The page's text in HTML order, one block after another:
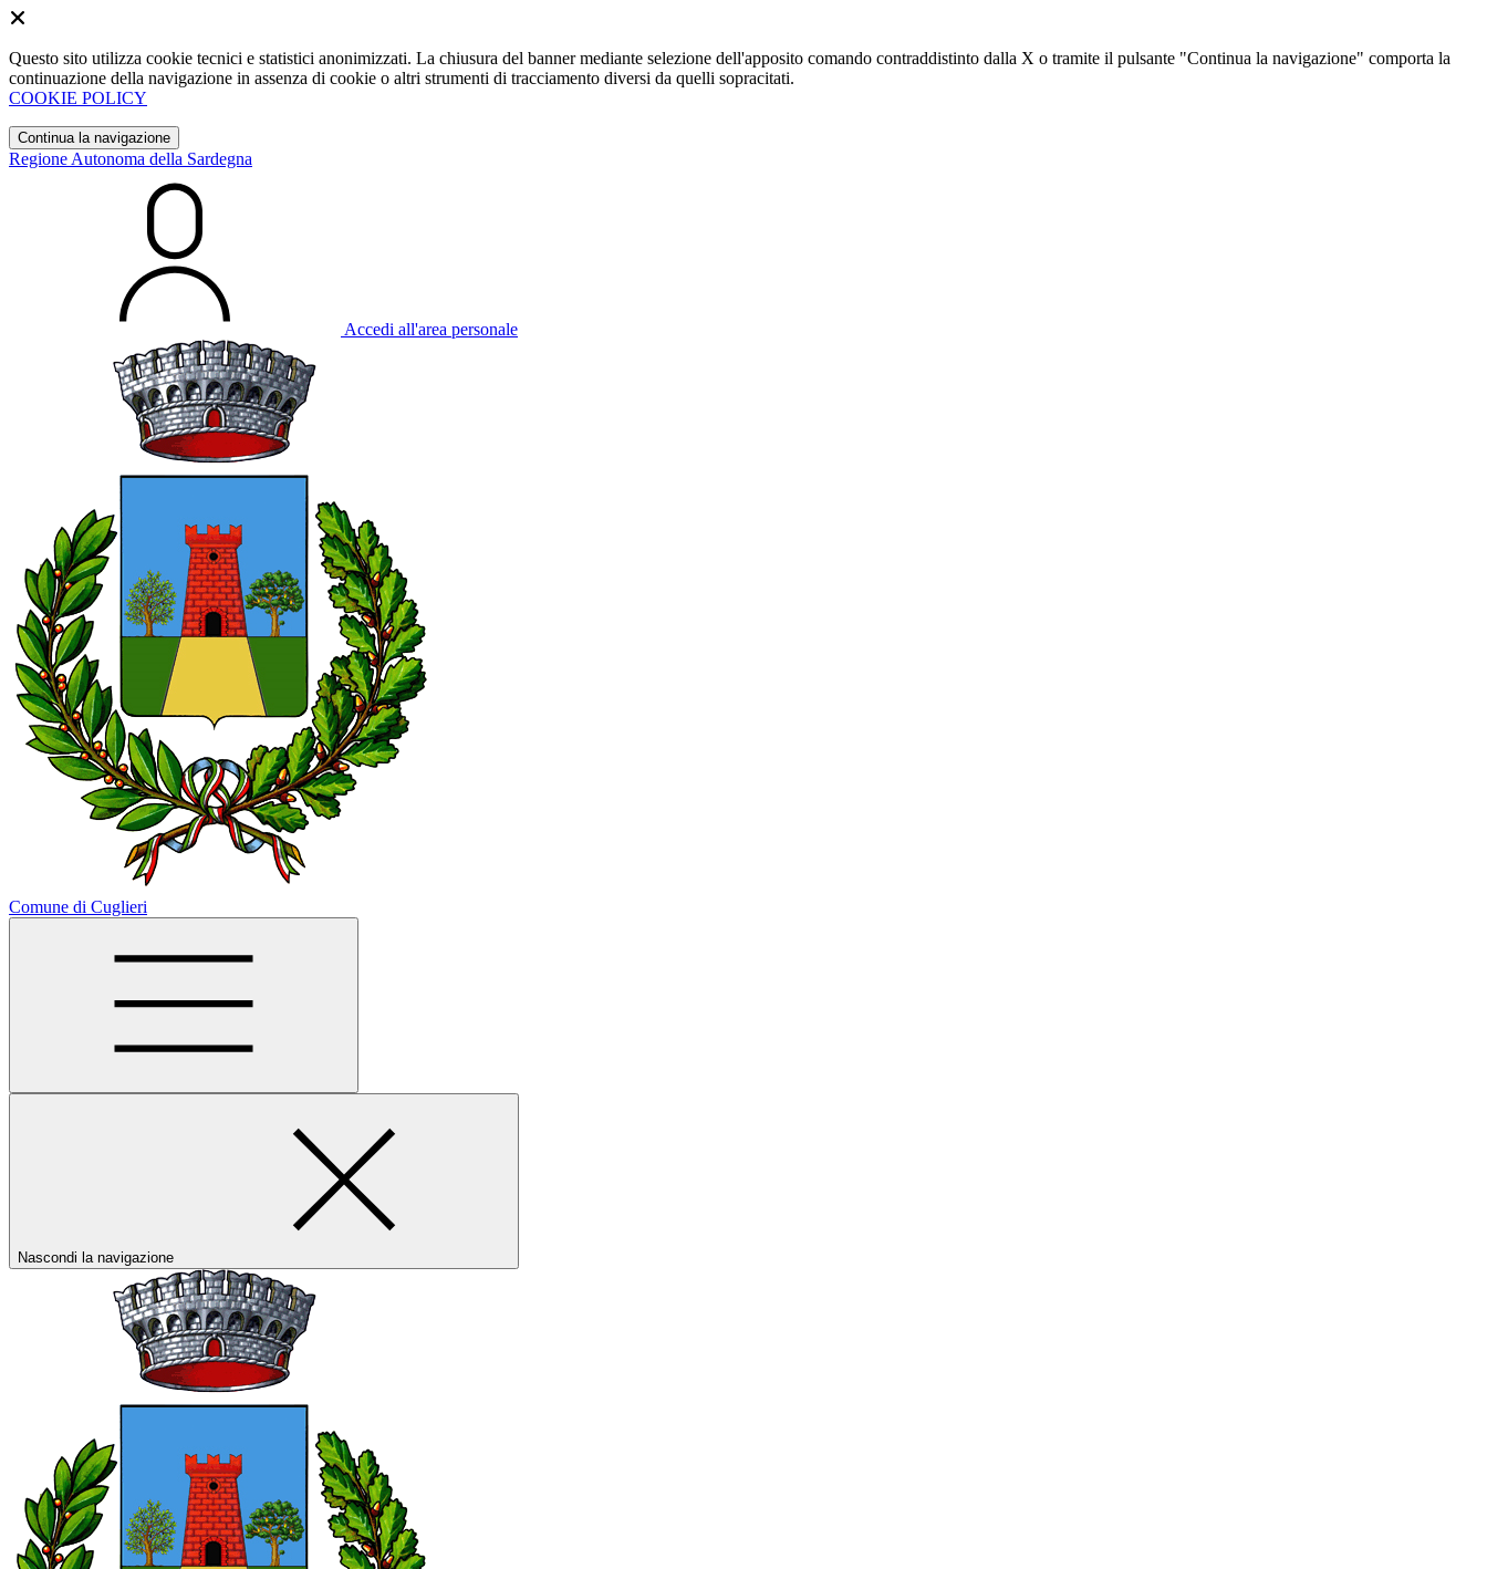
Questo sito utilizza cookie tecnici e statistici anonimizzati. La chiusura del banner mediante selezione dell'apposito comando contraddistinto dalla X o tramite il pulsante "Continua la navigazione" comporta la
continuazione della navigazione in assenza di cookie o altri strumenti di tracciamento diversi da quelli sopracitati.
COOKIE POLICY
Continua la navigazione
Regione Autonoma della Sardegna
Accedi all'area personale
Comune di Cuglieri
Nascondi la navigazione